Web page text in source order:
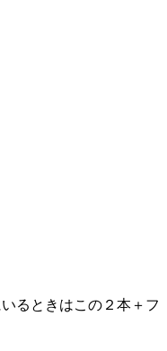
るときはこの２本＋フ